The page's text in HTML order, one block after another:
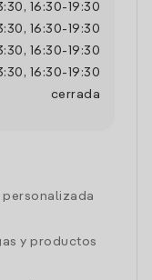
, 16:30- 19:30
, 16:30- 19:30
, 16:30- 19:30
, 16:30- 19:30
cerrada
y productos